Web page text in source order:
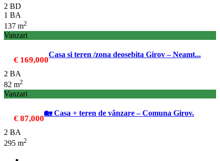
2 BD
1 BA
137 m2
Vanzari
€ 169,000
Casa si teren /zona deosebita Girov – Neamt...
2 BA
82 m2
Vanzari
€ 87,000
🏡 Casa + teren de vânzare – Comuna Girov.
2 BA
295 m2